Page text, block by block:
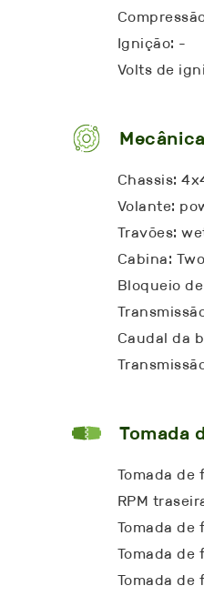
Ignição: -
Volts de
Mecânica
Chassis:
Volante:
Travões:
Cabina:
Bloqueio
Caudal da
Tomada
Tomada de
RPM
Tomada de
Tomada de
Tomada de